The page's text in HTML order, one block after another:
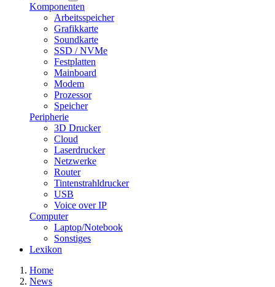
Komponenten
Arbeitsspeicher
Grafikkarte
Soundkarte
SSD / NVMe
Festplatten
Mainboard
Modem
Prozessor
Speicher
Peripherie
3D Drucker
Cloud
Laserdrucker
Netzwerke
Router
Tintenstrahldrucker
USB
Voice over IP
Computer
Laptop/Notebook
Sonstiges
Lexikon
Home
News